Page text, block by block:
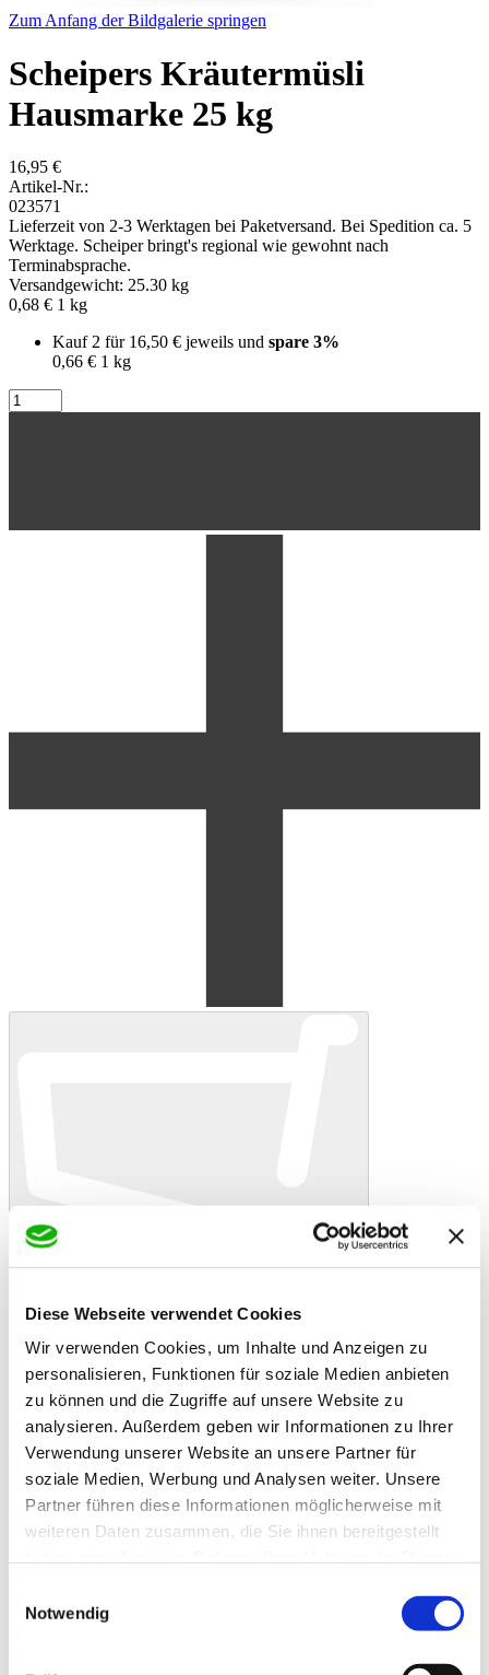
Diese Webseite verwendet Cookies
Wir verwenden Cookies, um Inhalte und Anzeigen zu
personalisieren, Funktionen für soziale Medien anbieten
zu können und die Zugriffe auf unsere Website zu
analysieren. Außerdem geben wir Informationen zu Ihrer
Verwendung unserer Website an unsere Partner für
soziale Medien, Werbung und Analysen weiter. Unsere
Partner führen diese Informationen möglicherweise mit
weiteren Daten zusammen, die Sie ihnen bereitgestellt
Notwendig
Zum Anfang der Bildgalerie springen
Scheipers Kräutermüsli
Hausmarke 25 kg
16,95 €
Artikel-Nr.:
023571
Lieferzeit von 2-3 Werktagen bei Paketversand. Bei Spedition ca. 5
Werktage. Scheiper bringt's regional wie gewohnt nach
Terminabsprache.
Versandgewicht: 25.30 kg
0,68 € 1 kg
Kauf 2 für 16,50 € jeweils und spare 3%
0,66 € 1 kg
In den Warenkorb Danke!
Bewertung
Scheipers Kräutermüsli Hausmarke 25 kg
Artikelbeschreibung
Kerniges Kräutermüsli ohne Hafer - mit Getreide u. Maisflocken
vollwertigen Futterpellets, Pflanzenöl und ätherischen Ölen.
Äußerst schmackhaft für alle Pferderassen
Ergänzungsfutter für Pferde
Hersteller:
Scheipers Mühle